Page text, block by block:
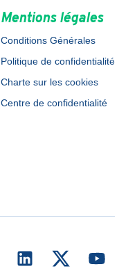
Mentions légales
Conditions Générales
Politique de confidentialité
Charte sur les cookies
Centre de confidentialité